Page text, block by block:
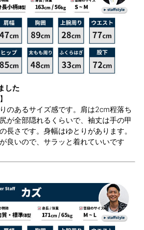
した
のあるサイズ感です。肩は2cm程落ち
が全部隠れるくらいで、袖丈は手の甲
長さです。身幅はゆとりがあります。
良いので、サラッと着れていいです